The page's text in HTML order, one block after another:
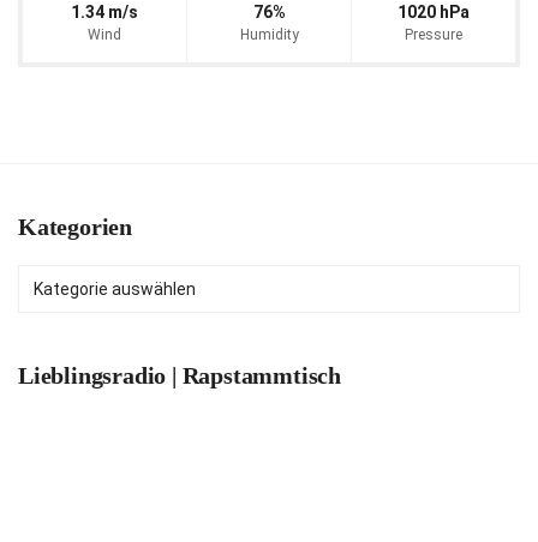
1.34 m/s
Wind
76%
Humidity
1020 hPa
Pressure
Kategorien
Lieblingsradio | Rapstammtisch